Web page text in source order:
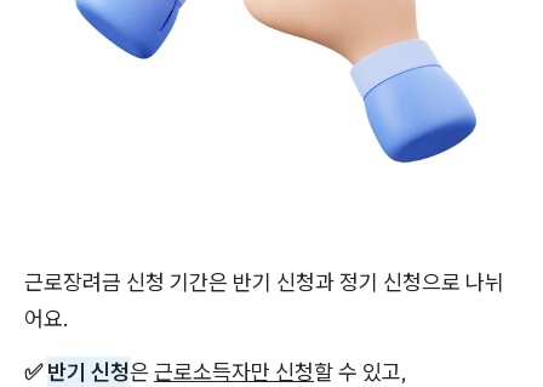
근로장려금 신청 기간은 반기 신청과 정기 신청으로 나뉘
어요.
✅반기 신청은 근로소득자만 신청할 수 있고,